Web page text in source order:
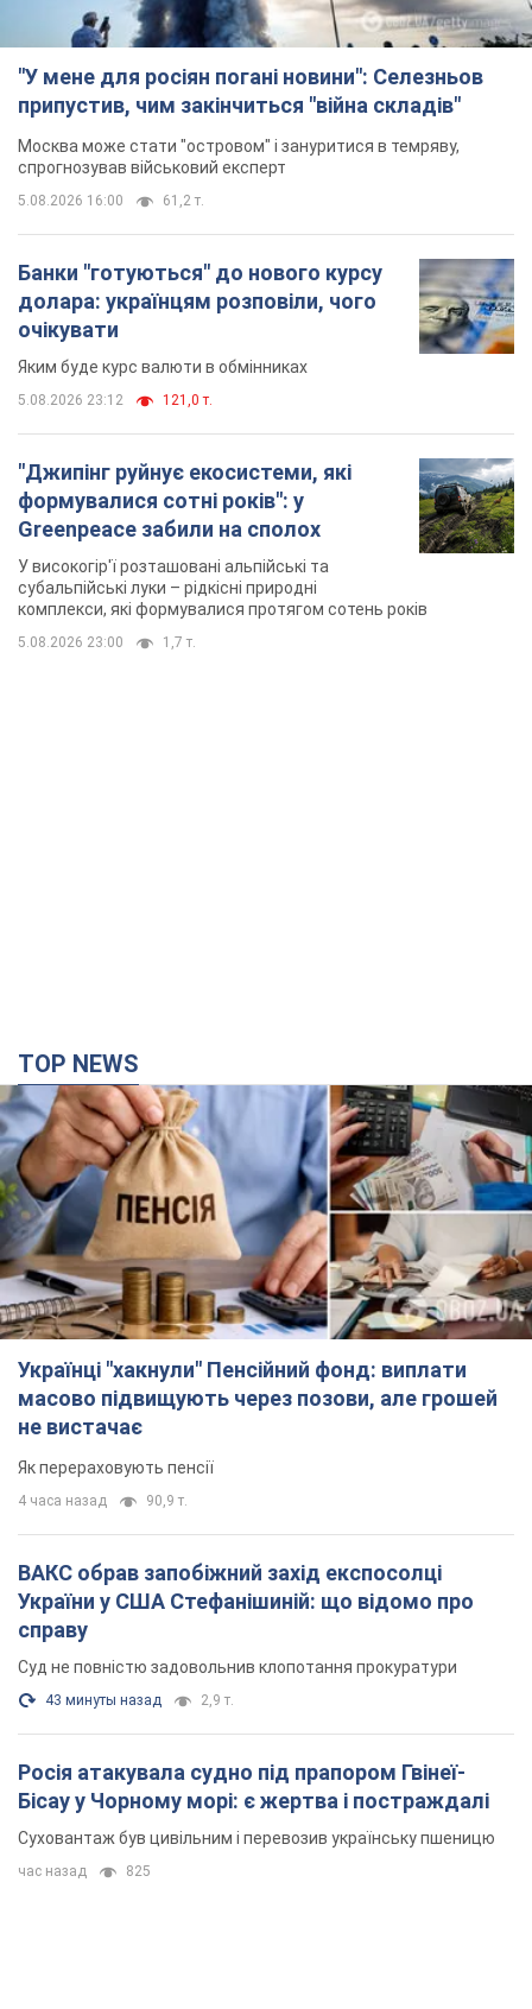
"У мене для росіян погані новини": Селезньов
припустив, чим закінчиться "війна складів"
Москва може стати "островом" і зануритися в темряву,
спрогнозував військовий експерт
5.08.2026 16:00 61,2 т.
Банки "готуються" до нового курсу
долара: українцям розповіли, чого
очікувати
Яким буде курс валюти в обмінниках
5.08.2026 23:12 121,0 т.
"Джипінг руйнує екосистеми, які
формувалися сотні років": у
Greenpeace забили на сполох
У високогір'ї розташовані альпійські та
субальпійські луки – рідкісні природні
комплекси, які формувалися протягом сотень років
5.08.2026 23:00 1,7 т.
TOP NEWS
Українці "хакнули" Пенсійний фонд: виплати
масово підвищують через позови, але грошей
не вистачає
Як перераховують пенсії
4 часа назад 90,9 т.
ВАКС обрав запобіжний захід експосолці
України у США Стефанішиній: що відомо про
справу
Суд не повністю задовольнив клопотання прокуратури
43 минуты назад 2,9 т.
Росія атакувала судно під прапором Гвінеї-
Бісау у Чорному морі: є жертва і постраждалі
Суховантаж був цивільним і перевозив українську пшеницю
час назад 825